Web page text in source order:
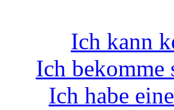
Ich kann
Ich bekomme
Ich habe